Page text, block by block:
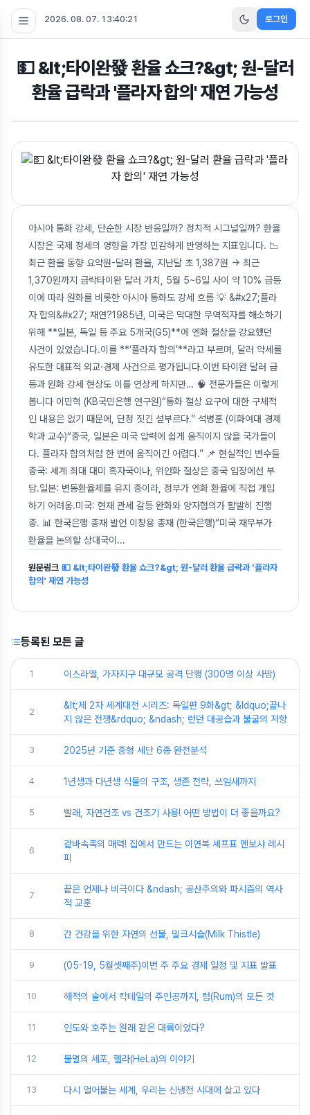
2026. 08. 07. 13:40:22 로그인
💵 &lt;타이완發 환율 쇼크?&gt; 원-달러
환율 급락과 '플라자 합의' 재연 가능성
아시아 통화 강세, 단순한 시장 반응일까? 정치적 시그널일까? 환율
시장은 국제 정세의 영향을 가장 민감하게 반영하는 지표입니다. 📉
최근 환율 동향 요약원-달러 환율, 지난달 초 1,387원 → 최근
1,370원까지 급락타이완 달러 가치, 5월 5~6일 사이 약 10% 급등
이에 따라 원화를 비롯한 아시아 통화도 강세 흐름 💡 &#x27;플라
자 합의&#x27; 재연?1985년, 미국은 막대한 무역적자를 해소하기
위해 **일본, 독일 등 주요 5개국(G5)**에 엔화 절상을 강요했던
사건이 있었습니다.이를 **‘플라자 합의’**라고 부르며, 달러 약세를
유도한 대표적 외교·경제 사건으로 평가됩니다.이번 타이완 달러 급
등과 원화 강세 현상도 이를 연상케 하지만… 🧠 전문가들은 이렇게
봅니다 이민혁 (KB국민은행 연구원)“통화 절상 요구에 대한 구체적
인 내용은 없기 때문에, 단정 짓긴 섣부르다.” 석병훈 (이화여대 경제
학과 교수)“중국, 일본은 미국 압력에 쉽게 움직이지 않을 국가들이
다. 플라자 합의처럼 한 번에 움직이긴 어렵다.” 📌 현실적인 변수들
중국: 세계 최대 대미 흑자국이나, 위안화 절상은 중국 입장에선 부
담.일본: 변동환율제를 유지 중이라, 정부가 엔화 환율에 직접 개입
하기 어려움.미국: 현재 관세 갈등 완화와 양자협의가 활발히 진행
중. 📊 한국은행 총재 발언 이창용 총재 (한국은행)“미국 재무부가
환율을 논의할 상대국이 ...
원문링크 💵 &lt;타이완發 환율 쇼크?&gt; 원-달러 환율 급락과 '플라자
합의' 재연 가능성
등록된 모든 글
1 이스라엘, 가자지구 대규모 공격 단행 (300명 이상 사망)
2
&lt;제 2차 세계대전 시리즈: 독일편 9화&gt; &ldquo;끝나
지 않은 전쟁&rdquo; &ndash; 런던 대공습과 불굴의 저항
3 2025년 기준 중형 세단 6종 완전분석
4 1년생과 다년생 식물의 구조, 생존 전략, 쓰임새까지
5 빨래, 자연건조 vs 건조기 사용! 어떤 방법이 더 좋을까요?
6
겉바속촉의 매력! 집에서 만드는 이연복 셰프표 멘보샤 레시
피
7
끝은 언제나 비극이다 &ndash; 공산주의와 파시즘의 역사
적 교훈
8 간 건강을 위한 자연의 선물, 밀크시슬(Milk Thistle)
9 (05-19, 5월셋째주)이번 주 주요 경제 일정 및 지표 발표
10 해적의 술에서 칵테일의 주인공까지, 럼(Rum)의 모든 것
11 인도와 호주는 원래 같은 대륙이었다?
12 불멸의 세포, 헬라(HeLa)의 이야기
13 다시 얼어붙는 세계, 우리는 신냉전 시대에 살고 있다